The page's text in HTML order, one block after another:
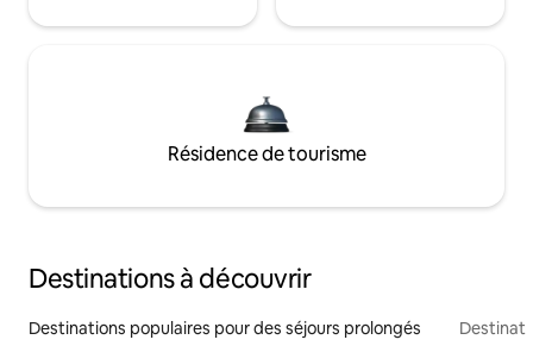
Résidence de tourisme
Destinations à découvrir
Destinations populaires pour des séjours prolongés